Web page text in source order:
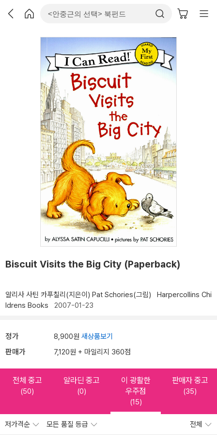
Biscuit Visits the Big City (Paperback)
알리사 사틴 카푸칠리(지은이) Pat Schories(그림)
Harpercollins Chi
ldrens Books 2007-01-23
정가 8,900원 새상품보기
판매가 7,120원 + 마일리지 360점
전체 중고
(50)
알라딘 중고
(0)
이 광활한
우주점
(15)
판매자 중고
(35)
저가격순 모든 품질 등급 전체